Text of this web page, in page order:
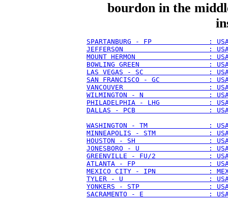
bourdon in the
SPARTANBURG - FP              :
JEFFERSON                     :
MOUNT HERMON                  :
BOWLING GREEN                 :
LAS VEGAS - SC                :
SAN FRANCISCO - GC            :
VANCOUVER                     :
WILMINGTON - N                :
PHILADELPHIA - LHG            :
DALLAS - PCB                  :
WASHINGTON - TM               :
MINNEAPOLIS - STM             :
HOUSTON - SH                  :
JONESBORO - U                 :
GREENVILLE - FU/2             :
ATLANTA - FP                  :
MEXICO CITY - IPN             :
TYLER - U                     :
YONKERS - STP                 :
SACRAMENTO - E                :